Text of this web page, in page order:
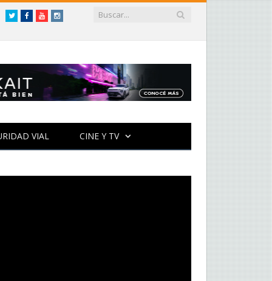
TwitterFacebookYouTubeInstagram
VIAL CINE Y TV